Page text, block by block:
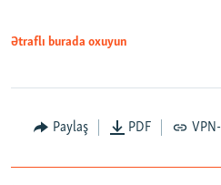
Ətraflı burada oxuyun
Paylaş PDF